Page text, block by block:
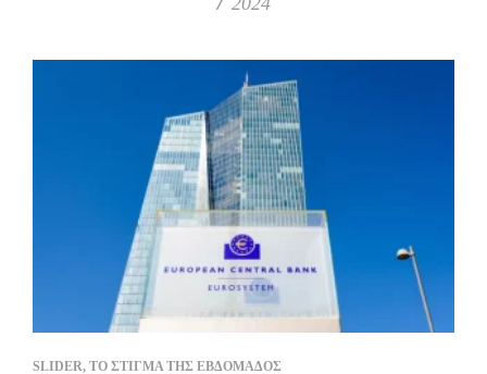
SLIDER, ΤΟ ΣΤΙΓΜΑ ΤΗΣ ΕΒΔΟΜΑΔΟΣ